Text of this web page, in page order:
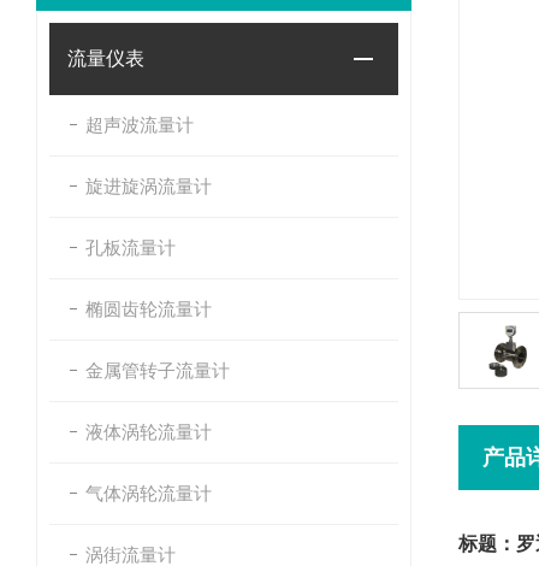
流量仪表
超声波流量计
旋进旋涡流量计
孔板流量计
椭圆齿轮流量计
金属管转子流量计
液体涡轮流量计
气体涡轮流量计
涡街流量计
产品
标题：